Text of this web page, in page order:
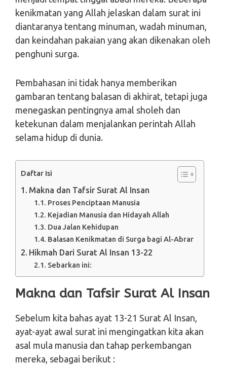
kenikmatan yang Allah jelaskan dalam surat ini
diantaranya tentang minuman, wadah minuman,
dan keindahan pakaian yang akan dikenakan oleh
penghuni surga.
Pembahasan ini tidak hanya memberikan
gambaran tentang balasan di akhirat, tetapi juga
menegaskan pentingnya amal sholeh dan
ketekunan dalam menjalankan perintah Allah
selama hidup di dunia.
Daftar Isi
Makna dan Tafsir Surat Al Insan
Proses Penciptaan Manusia
Kejadian Manusia dan Hidayah Allah
Dua Jalan Kehidupan
Balasan Kenikmatan di Surga bagi Al-Abrar
Hikmah Dari Surat Al Insan 13-22
Sebarkan ini:
Makna dan Tafsir Surat Al Insan
Sebelum kita bahas ayat 13-21 Surat Al Insan,
ayat-ayat awal surat ini mengingatkan kita akan
asal mula manusia dan tahap perkembangan
mereka, sebagai berikut :